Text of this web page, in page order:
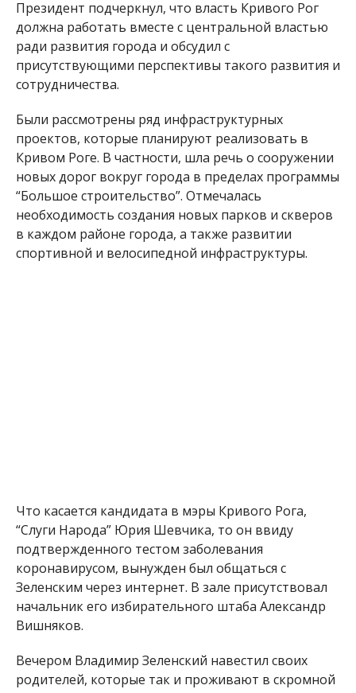
Президент подчеркнул, что власть Кривого Рог
должна работать вместе с центральной властью
ради развития города и обсудил с
присутствующими перспективы такого развития и
сотрудничества.
Были рассмотрены ряд инфраструктурных
проектов, которые планируют реализовать в
Кривом Роге. В частности, шла речь о сооружении
новых дорог вокруг города в пределах программы
“Большое строительство”. Отмечалась
необходимость создания новых парков и скверов
в каждом районе города, а также развитии
спортивной и велосипедной инфраструктуры.
Что касается кандидата в мэры Кривого Рога,
“Слуги Народа” Юрия Шевчика, то он ввиду
подтвержденного тестом заболевания
коронавирусом, вынужден был общаться с
Зеленским через интернет. В зале присутствовал
начальник его избирательного штаба Александр
Вишняков.
Вечером Владимир Зеленский навестил своих
родителей, которые так и проживают в скромной